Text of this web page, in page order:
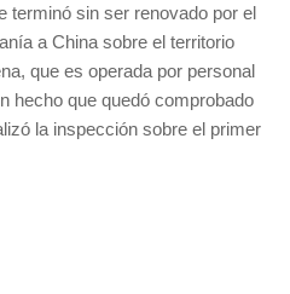
terminó sin ser renovado por el
a China sobre el territorio
que es operada por personal
hecho que quedó comprobado
la inspección sobre el primer